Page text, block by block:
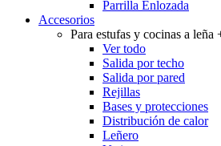
Parrilla Enlozada
Accesorios
Para estufas y cocinas a leña
Ver todo
Salida por techo
Salida por pared
Rejillas
Bases y protecciones
Distribución de calor
Leñero